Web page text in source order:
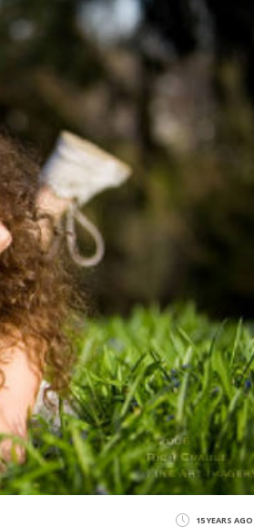
15 YEARS AGO